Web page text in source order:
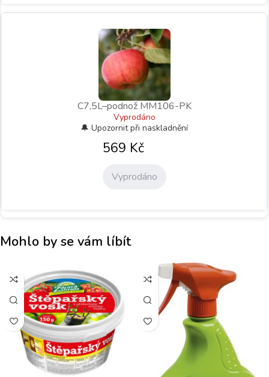
C7,5L–podnož MM106-PK
Vyprodáno
569 Kč
Vyprodáno
Mohlo by se vám líbít